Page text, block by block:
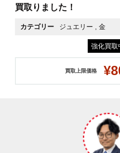
買取りました！
カテゴリー ジュエリー 金
強化買取
買取上限価格